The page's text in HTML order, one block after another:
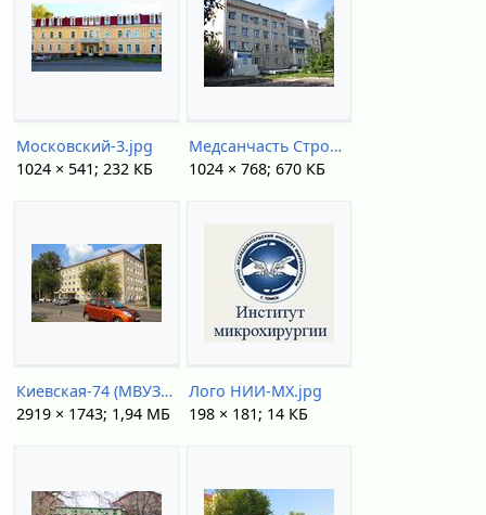
Московский-3.jpg
1024 × 541; 232 КБ
Медсанчасть Строитель.jpg
1024 × 768; 670 КБ
Киевская-74 (МВУЗП).jpg
2919 × 1743; 1,94 МБ
Лого НИИ-МХ.jpg
198 × 181; 14 КБ